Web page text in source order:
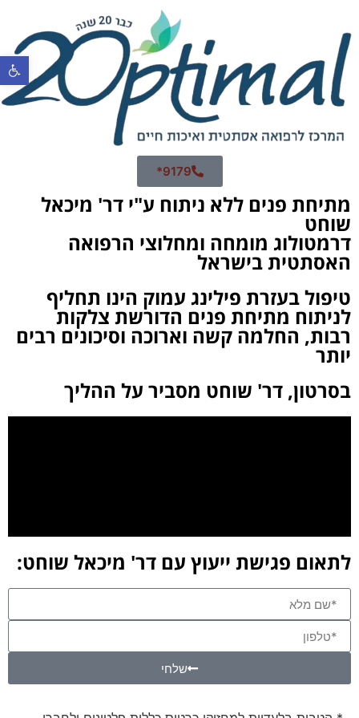
פתח
9179*
מתיחת פנים ללא ניתוח ע"י דר' מיכאל
שוחט
דרמטולוג מומחה ומחלוצי הרפואה
האסתטית בישראל
טיפול בעזרת פילינג עמוק הינו תחליף
לניתוח מתיחת פנים הדורשת צלקות
רבות, החלמה קשה וארוכה וסיכונים רבים
יותר
בסרטון, דר' שוחט מסביר על ההליך
לתאום פגישת ייעוץ עם דר' מיכאל שוחט:
שלחי